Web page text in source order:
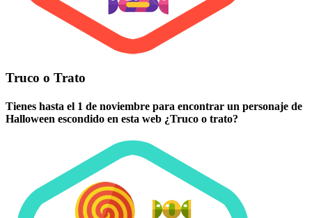
Truco o Trato
Tienes hasta el 1 de noviembre para encontrar un personaje de
Halloween escondido en esta web ¿Truco o trato?